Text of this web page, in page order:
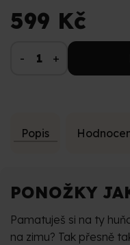
599 Kč
Popis
PONOŽKY
Pamatuješ si na ty
na zimu? Tak přesně